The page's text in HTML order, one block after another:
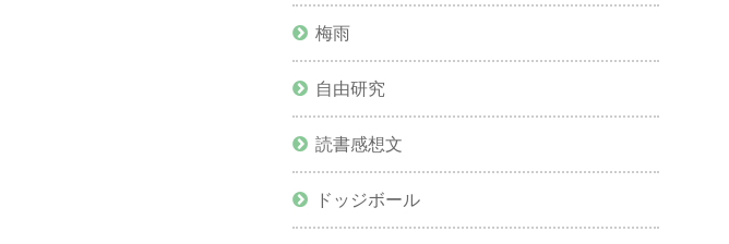
梅雨
自由研究
読書感想文
ドッジボール